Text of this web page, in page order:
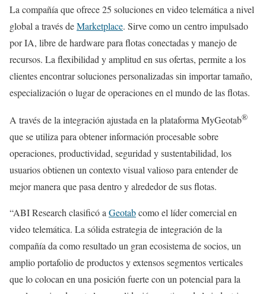
La compañía que ofrece 25 soluciones en video telemática a nivel
global a través deMarketplace. Sirve como un centro impulsado
por IA, libre de hardware para flotas conectadas y manejo de
recursos. La flexibilidad y amplitud en sus ofertas, permite a los
clientes encontrar soluciones personalizadas sin importar tamaño,
especialización o lugar de operaciones en el mundo de las flotas.
A través de la integración ajustada en la plataforma MyGeotab®
que se utiliza para obtener información procesable sobre
operaciones, productividad, seguridad y sustentabilidad, los
usuarios obtienen un contexto visual valioso para entender de
mejor manera que pasa dentro y alrededor de sus flotas.
“ABI Research clasificó aGeotabcomo el líder comercial en
video telemática. La sólida estrategia de integración de la
compañía da como resultado un gran ecosistema de socios, un
amplio portafolio de productos y extensos segmentos verticales
que lo colocan en una posición fuerte con un potencial para la